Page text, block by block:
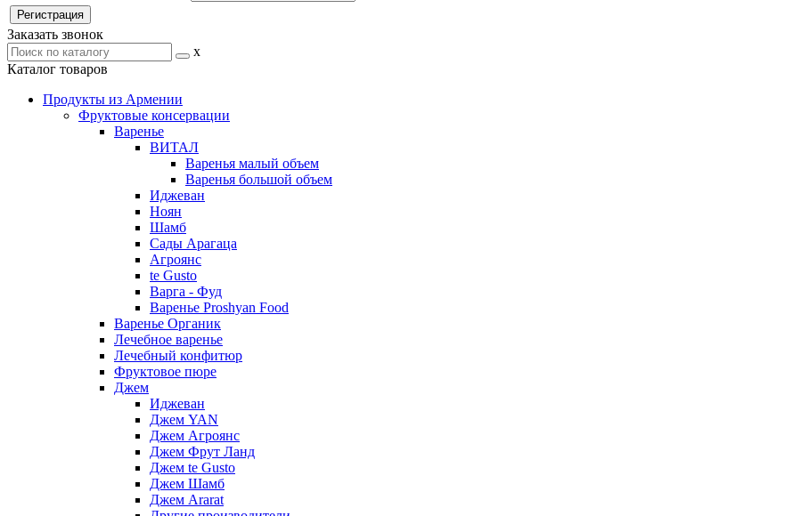
Заказать звонок
x
Каталог товаров
Продукты из Армении
Фруктовые консервации
Варенье
ВИТАЛ
Варенья малый объем
Варенья большой объем
Иджеван
Ноян
Шамб
Сады Арагаца
Агроянс
te Gusto
Варга - Фуд
Варенье Proshyan Food
Варенье Органик
Лечебное варенье
Лечебный конфитюр
Фруктовое пюре
Джем
Иджеван
Джем YAN
Джем Агроянс
Джем Фрут Ланд
Джем te Gusto
Джем Шамб
Джем Ararat